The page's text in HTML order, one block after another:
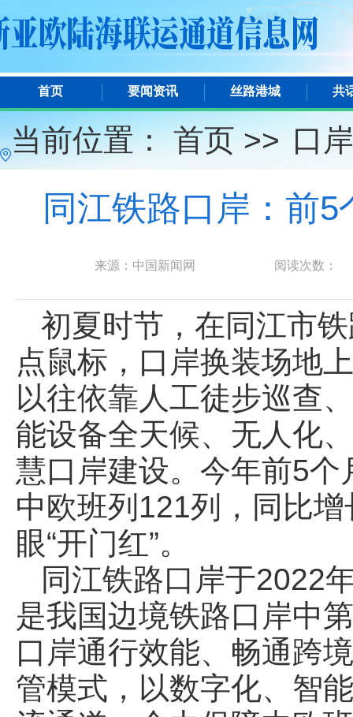
首页 要闻资讯 丝路港城 共
当前位置：首页 >> 口
同江铁路口岸：前
来源：中国新闻网 阅读次数：
初夏时节，在同江市
点鼠标，口岸换装场地
以往依靠人工徒步巡查
能设备全天候、无人化
慧口岸建设。今年前5
中欧班列121列，同比
眼“开门红”。
同江铁路口岸于2022
是我国边境铁路口岸中
口岸通行效能、畅通跨
管模式，以数字化、智